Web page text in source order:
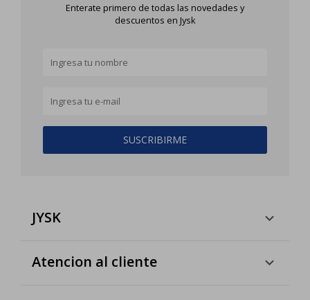
Enterate primero de todas las novedades y
descuentos en Jysk
SUSCRIBIRME
JYSK
Atencion al cliente